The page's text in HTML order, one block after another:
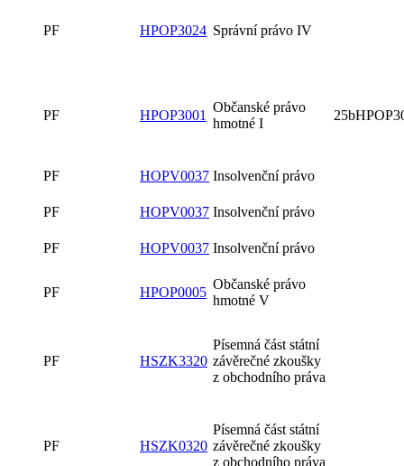
PF HPOP3024 Správní právo IV
PF HPOP3001
Občanské právo
hmotné I
PF HOPV0037 Insolvenční právo
PF HOPV0037 Insolvenční právo
PF HOPV0037 Insolvenční právo
PF HPOP0005
Občanské právo
hmotné V
PF HSZK3320
Písemná část státní
závěrečné zkoušky
z obchodního práva
PF HSZK0320
Písemná část státní
závěrečné zkoušky
z obchodního práva